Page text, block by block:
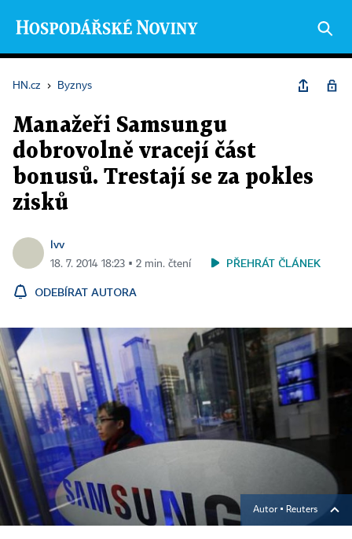
HN.cz › Byznys
Manažeři Samsungu
dobrovolně vracejí část
bonusů. Trestají se za pokles
zisků
lvv
18. 7. 2014 18:23 ▪ 2 min. čtení PŘEHRÁT ČLÁNEK
ODEBÍRAT AUTORA
Autor ▪ Reuters